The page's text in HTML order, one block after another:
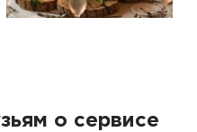
о сервисе